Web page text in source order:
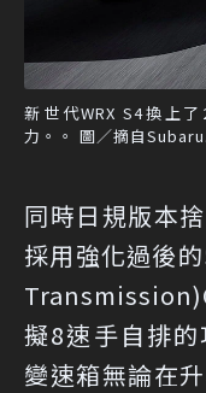
新世代WRX S4換上
力。。 圖／摘自
同時日規版本
採用強化過後
擬8速手自排
變速箱無論在